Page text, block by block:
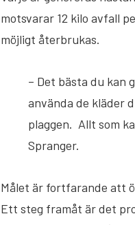
motsvarar 12 kilo avfall
möjligt återbrukas.
– Det bästa du kan
använda de kläder
plaggen. Allt som
Spranger.
Målet är fortfarande att
Ett steg framåt är det